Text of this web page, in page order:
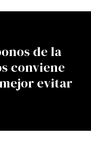
de la
conviene
evitar